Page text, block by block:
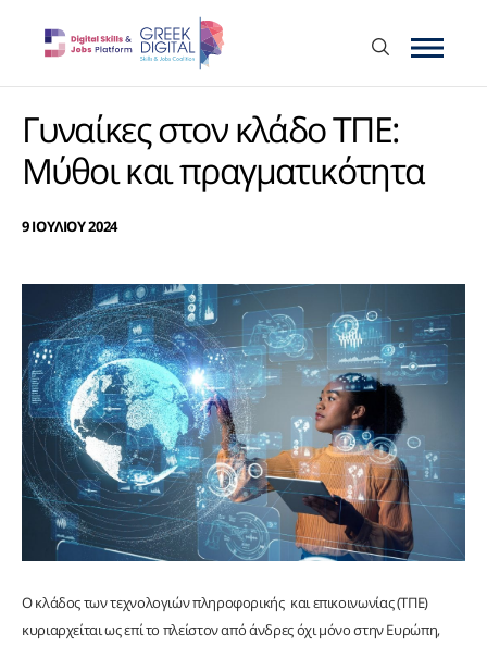
Γυναίκες στον κλάδο ΤΠΕ:
Μύθοι και πραγματικότητα
9 ΙΟΥΛΙΟΥ 2024
Ο κλάδος των τεχνολογιών πληροφορικής και επικοινωνίας (ΤΠΕ)
κυριαρχείται ως επί το πλείστον από άνδρες όχι μόνο στην Ευρώπη,